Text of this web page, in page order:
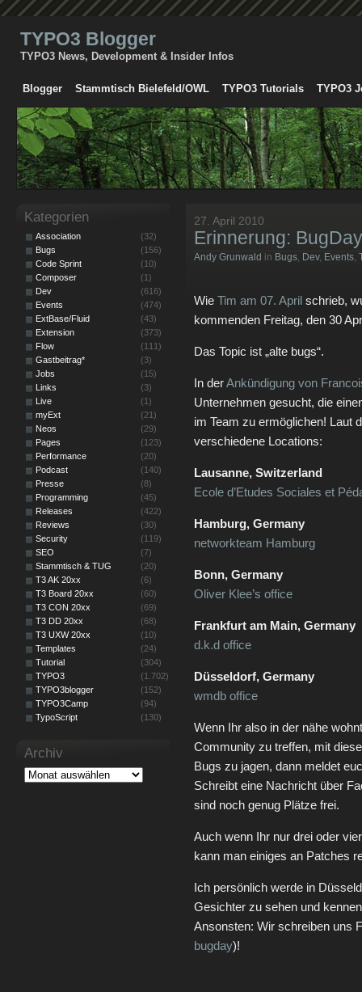
TYPO3 Blogger
TYPO3 News, Development & Insider Infos
Blogger Stammtisch Bielefeld/OWL TYPO3 Tutorials TYPO3
27. April 2010
Erinnerung:
Andy Grunwald in Bugs, Dev, Events,
Wie Tim am 07. April schrieb,
kommenden Freitag, den 30
Das Topic ist „alte bugs“.
In derAnkündigung von
Unternehmen gesucht, die
im Team zu ermöglichen! Laut
verschiedene Locations:
Lausanne, Switzerland
Ecole d’Etudes Sociales et
Hamburg, Germany
networkteam Hamburg
Bonn, Germany
Oliver Klee’s office
Frankfurt am Main, Germany
d.k.d office
Düsseldorf, Germany
wmdb office
Wenn Ihr also in der nähe
Community zu treffen, mit
Bugs zu jagen, dann meldet
Schreibt eine Nachricht über
sind noch genug Plätze frei.
Auch wenn Ihr nur drei oder
kann man einiges an Patches
Ich persönlich werde in
Gesichter zu sehen und
Ansonsten: Wir schreiben uns
bugday)!
Kategorien
Association
(32)
Bugs
(156)
Code Sprint
(10)
Composer
(1)
Dev
(616)
Events
(474)
ExtBase/Fluid
(43)
Extension
(373)
Flow
(111)
Gastbeitrag*
(3)
Jobs
(15)
Links
(3)
Live
(1)
myExt
(21)
Neos
(29)
Pages
(123)
Performance
(20)
Podcast
(140)
Presse
(8)
Programming
(45)
Releases
(422)
Reviews
(30)
Security
(119)
SEO
(7)
Stammtisch & TUG
(20)
T3 AK 20xx
(6)
T3 Board 20xx
(60)
T3 CON 20xx
(69)
T3 DD 20xx
(68)
T3 UXW 20xx
(10)
Templates
(24)
Tutorial
(304)
TYPO3
(1.702)
TYPO3blogger
(152)
TYPO3Camp
(94)
TypoScript
(130)
Archiv